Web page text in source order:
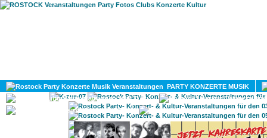
PARTY KONZERTE MUSIK
KULTUR
GAY